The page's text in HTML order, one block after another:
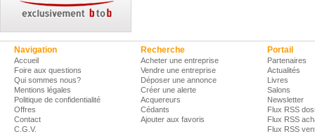
Navigation
Accueil
Foire aux questions
Qui sommes nous?
Mentions légales
Politique de confidentialité
Offres
Contact
C.G.V.
Recherche
Acheter une entreprise
Vendre une entreprise
Déposer une annonce
Créer une alerte
Acquereurs
Cédants
Ajouter aux favoris
Portail
Partenaires
Actualités
Livres
Salons
Newsletter
Flux RSS
Flux RSS
Flux RSS